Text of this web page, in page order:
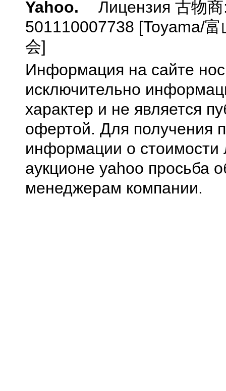
Yahoo.
Лицензия 古物
501110007738 [Toyama/
会]
Информация на сайте
исключительно
характер и не является
офертой. Для получения
информации о стоимости
аукционе yahoo просьба
менеджерам компании.